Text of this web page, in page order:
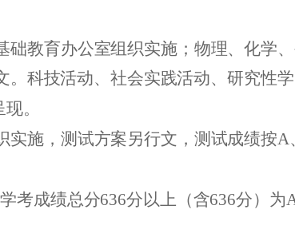
教育办公室组织实施；物理、化学
科技活动、社会实践活动、研究性
。
实施，测试方案另行文，测试成绩按A
考成绩总分636分以上（含636分）为